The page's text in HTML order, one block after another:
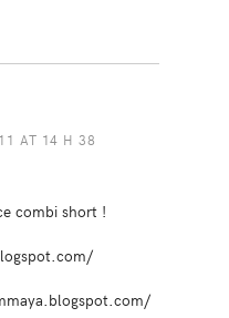
AT 14 H 38
combi short !